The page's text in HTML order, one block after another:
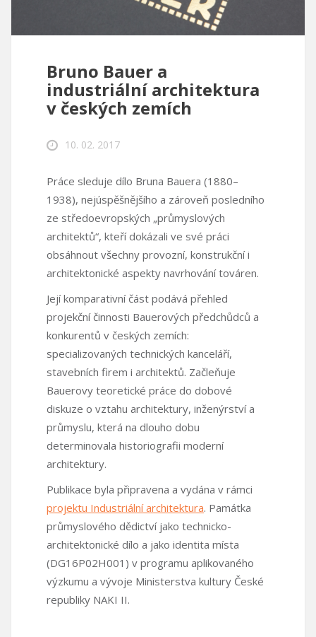
Bruno Bauer a
industriální architektura
v českých zemích
10. 02. 2017
Práce sleduje dílo Bruna Bauera (1880–
1938), nejúspěšnějšího a zároveň posledního
ze středoevropských „průmyslových
architektů“, kteří dokázali ve své práci
obsáhnout všechny provozní, konstrukční i
architektonické aspekty navrhování továren.
Její komparativní část podává přehled
projekční činnosti Bauerových předchůdců a
konkurentů v českých zemích:
specializovaných technických kanceláří,
stavebních firem i architektů. Začleňuje
Bauerovy teoretické práce do dobové
diskuze o vztahu architektury, inženýrství a
průmyslu, která na dlouho dobu
determinovala historiografii moderní
architektury.
Publikace byla připravena a vydána v rámci
projektu Industriální architektura. Památka
průmyslového dědictví jako technicko-
architektonické dílo a jako identita místa
(DG16P02H001) v programu aplikovaného
výzkumu a vývoje Ministerstva kultury České
republiky NAKI II.